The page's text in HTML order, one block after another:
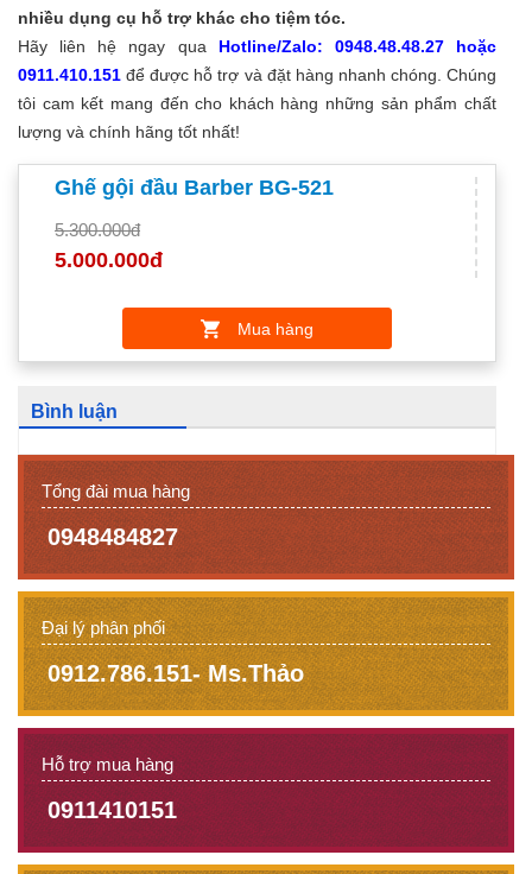
nhiều dụng cụ hỗ trợ khác cho tiệm tóc.
Hãy liên hệ ngay qua Hotline/Zalo: 0948.48.48.27 hoặc
0911.410.151 để được hỗ trợ và đặt hàng nhanh chóng. Chúng
tôi cam kết mang đến cho khách hàng những sản phẩm chất
lượng và chính hãng tốt nhất!
Ghế gội đầu Barber BG-521
5.300.000đ
5.000.000đ
Mua hàng
Bình luận
Tổng đài mua hàng
0948484827
Đại lý phân phối
0912.786.151- Ms.Thảo
Hỗ trợ mua hàng
0911410151